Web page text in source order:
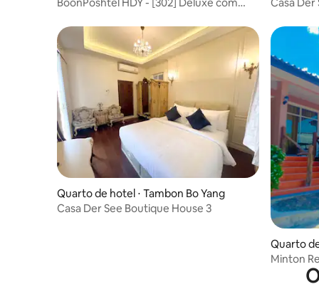
Quarto de hotel ⋅ Tambon Bo Yang
Casa Der See Boutique House 3
Quarto
Minton